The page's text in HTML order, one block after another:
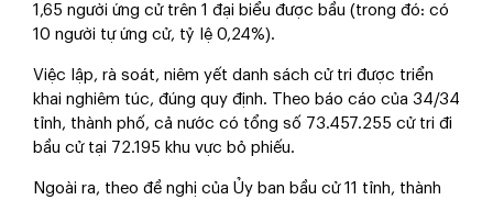
1,65 người ứng cử trên 1 đại biểu được bầu (trong đó: có
10 người tự ứng cử, tỷ lệ 0,24%).
Việc lập, rà soát, niêm yết danh sách cử tri được triển
khai nghiêm túc, đúng quy định. Theo báo cáo của 34/34
tỉnh, thành phố, cả nước có tổng số 73.457.255 cử tri đi
bầu cử tại 72.195 khu vực bỏ phiếu.
Ngoài ra, theo đề nghị của Ủy ban bầu cử 11 tỉnh, thành